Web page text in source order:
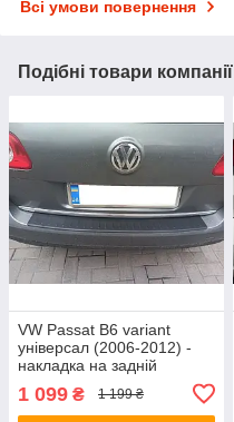
Всі умови повернення
Подібні товари компанії
VW Passat B6 variant
універсал (2006-2012) -
накладка на задній
1 099 ₴ 1 199 ₴